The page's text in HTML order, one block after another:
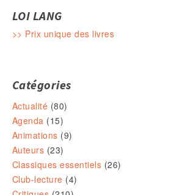
LOI LANG
>> Prix unique des livres
Catégories
Actualité (80)
Agenda (15)
Animations (9)
Auteurs (23)
Classiques essentiels (26)
Club-lecture (4)